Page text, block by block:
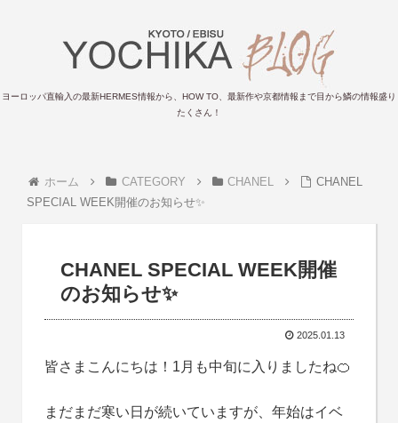
ヨーロッパ直輸入の最新HERMES情報から、HOW TO、最新作や京都情報まで目から鱗の情報盛り
たくさん！
ホーム CATEGORY CHANEL
CHANEL
SPECIAL WEEK開催のお知らせ✨
CHANEL SPECIAL WEEK開催
のお知らせ✨
2025.01.13
皆さまこんにちは！1月も中旬に入りましたね🍊
まだまだ寒い日が続いていますが、年始はイベ